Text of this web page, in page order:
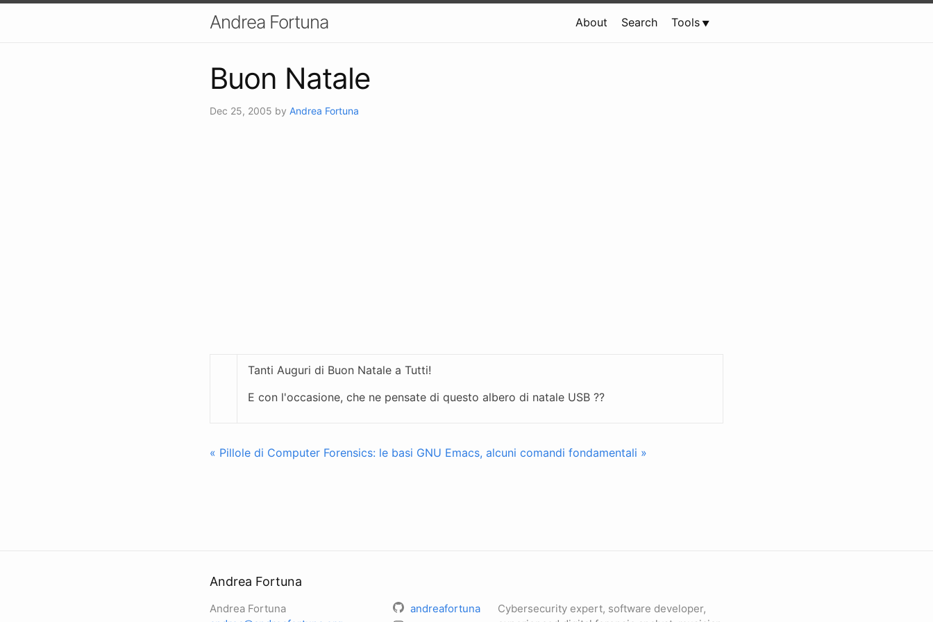
Andrea Fortuna About Search Tools
Buon Natale
Dec 25, 2005 by Andrea Fortuna
Tanti Auguri di Buon Natale a Tutti!
E con l'occasione, che ne pensate di questo albero di natale USB ??
« Pillole di Computer Forensics: le basi GNU Emacs, alcuni comandi fondamentali »
Andrea Fortuna
Andrea Fortuna
andreafortuna
Cybersecurity expert, software developer,